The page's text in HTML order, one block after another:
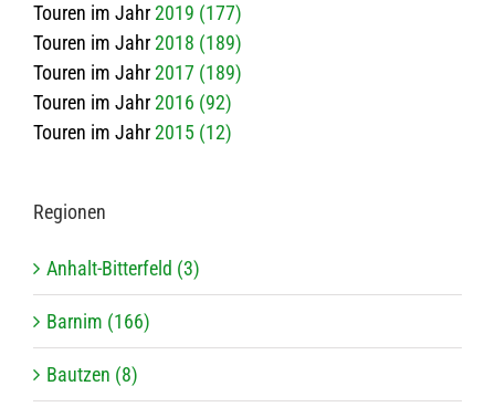
Touren im Jahr2019 (177)
Touren im Jahr2018 (189)
Touren im Jahr2017 (189)
Touren im Jahr2016 (92)
Touren im Jahr2015 (12)
Regio­nen
Anhalt-Bitterfeld (3)
Barnim (166)
Bautzen (8)